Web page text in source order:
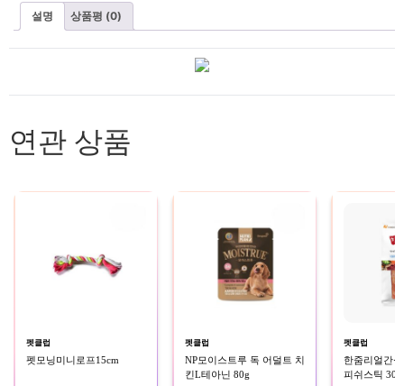
설명 상품평 (0)
연관 상품
펫클럽
펫모닝미니로프15cm
펫클럽
NP모이스트루 독 어덜트 치
킨L테아닌 80g
펫클럽
한줌리얼간
피쉬스틱 30g